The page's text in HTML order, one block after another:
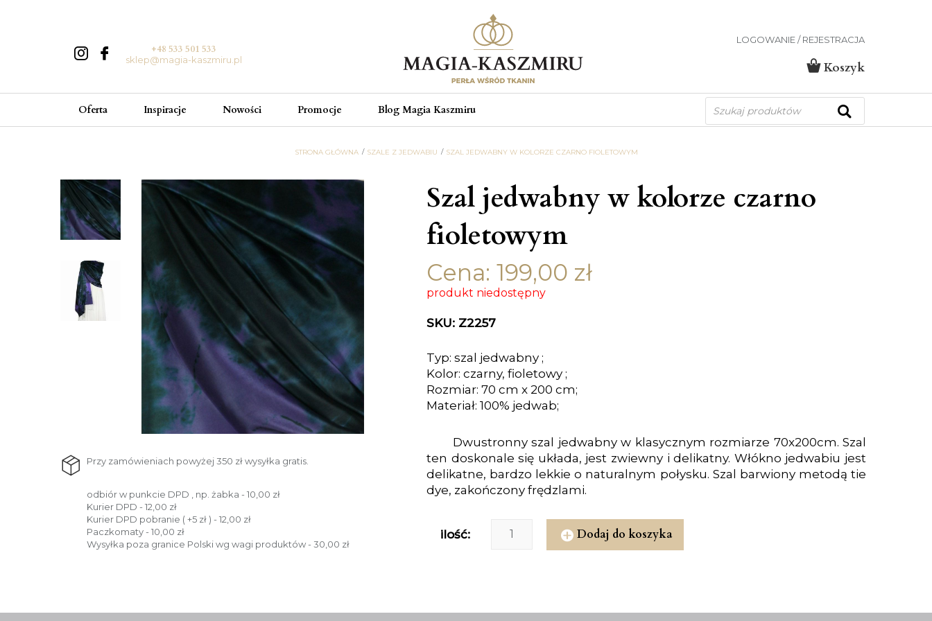
+48 533 501 533
sklep@magia-kaszmiru.pl
LOGOWANIE / REJESTRACJA
Koszyk
Oferta Inspiracje Nowości Promocje Blog Magia Kaszmiru
Wyszukiwarka
produktów
STRONA GŁÓWNA SZALE Z JEDWABIU SZAL JEDWABNY W KOLORZE CZARNO FIOLETOWYM
Przy zamówieniach powyżej 350 zł wysyłka gratis.
odbiór w punkcie DPD , np. żabka - 10,00 zł
Kurier DPD - 12,00 zł
Kurier DPD pobranie ( +5 zł ) - 12,00 zł
Paczkomaty - 10,00 zł
Wysyłka poza granice Polski wg wagi produktów - 30,00 zł
Szal jedwabny w kolorze czarno
fioletowym
Cena: 199,00 zł
produkt niedostępny
SKU: Z2257
Typ: szal jedwabny ;
Kolor: czarny, fioletowy ;
Rozmiar: 70 cm x 200 cm;
Materiał: 100% jedwab;
Dwustronny szal jedwabny w klasycznym rozmiarze 70x200cm. Szal
ten doskonale się układa, jest zwiewny i delikatny. Włókno jedwabiu jest
delikatne, bardzo lekkie o naturalnym połysku. Szal barwiony metodą tie
dye, zakończony frędzlami.
ilość: Dodaj do koszyka